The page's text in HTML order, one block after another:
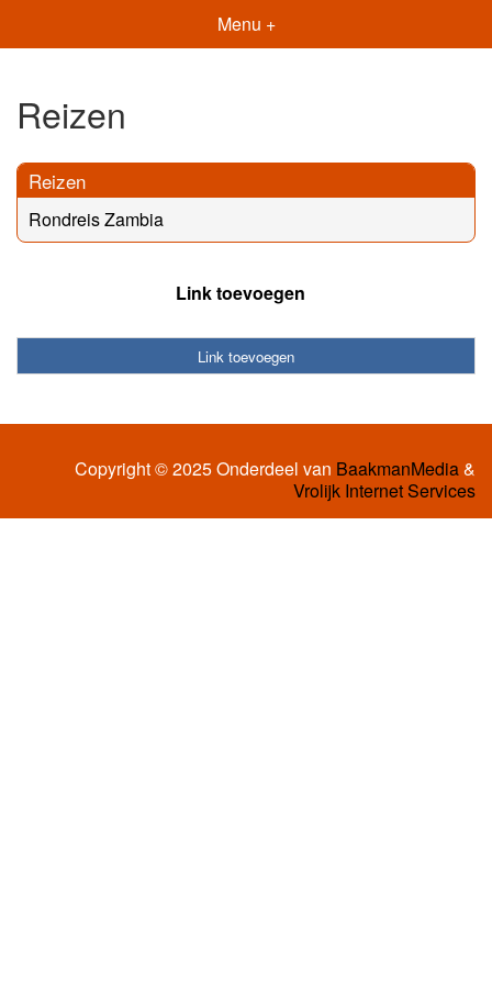
Menu +
Reizen
Reizen
Rondreis Zambia
Link toevoegen
Link toevoegen
Copyright © 2025 Onderdeel van BaakmanMedia&
Vrolijk Internet Services